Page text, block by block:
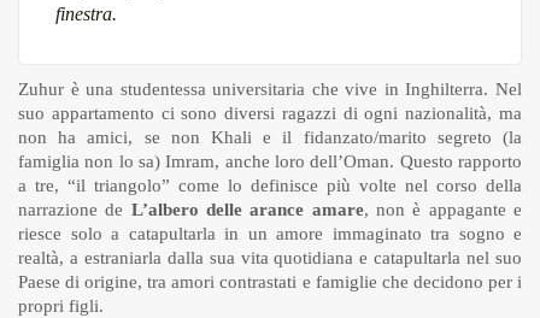
finestra.
Zuhur è una studentessa universitaria che vive in Inghilterra. Nel
suo appartamento ci sono diversi ragazzi di ogni nazionalità, ma
non ha amici, se non Khali e il fidanzato/marito segreto (la
famiglia non lo sa) Imram, anche loro dell’Oman. Questo rapporto
a tre, “il triangolo” come lo definisce più volte nel corso della
narrazione de L’albero delle arance amare, non è appagante e
riesce solo a catapultarla in un amore immaginato tra sogno e
realtà, a estraniarla dalla sua vita quotidiana e catapultarla nel suo
Paese di origine, tra amori contrastati e famiglie che decidono per i
propri figli.